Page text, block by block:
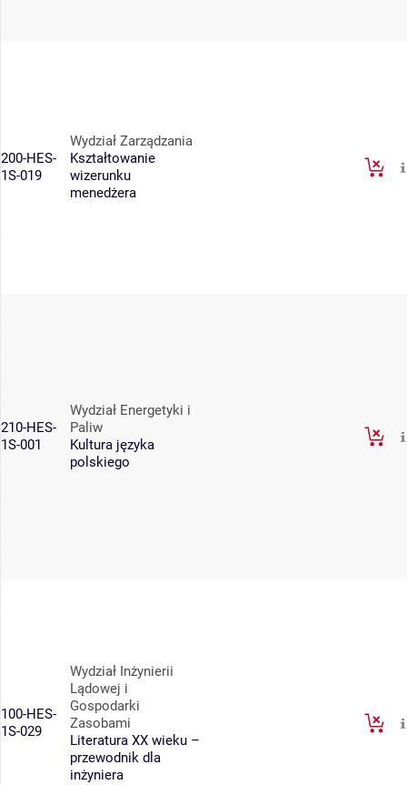
200-HES-
1S-019
Wydział Zarządzania
Kształtowanie
wizerunku
menedżera
210-HES-
1S-001
Wydział Energetyki i
Paliw
Kultura języka
polskiego
100-HES-
1S-029
Wydział Inżynierii
Lądowej i
Gospodarki
Zasobami
Literatura XX wieku –
przewodnik dla
inżyniera